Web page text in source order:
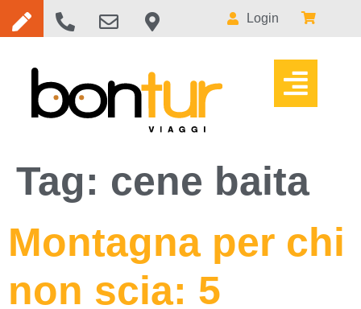
Login
Tag: cene baita
Montagna per chi
non scia: 5